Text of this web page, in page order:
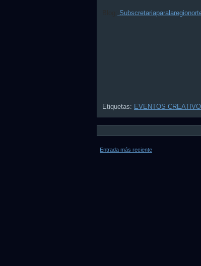
Etiquetas: EVENTOS
Entrada más reciente